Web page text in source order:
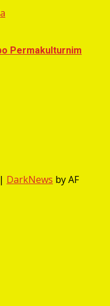
Permakulturnim
| DarkNews by AF